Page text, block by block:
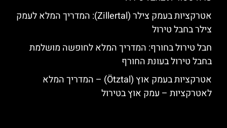
אטרקציות בעמק צילר (Zillertal): המדריך המלא לעמק
צילר בחבל טירול
חבל טירול בחורף: המדריך המלא לחופשה מושלמת
בחבל טירול בעונת החורף
אטרקציות בעמק אוץ (Ötztal) – המדריך המלא
לאטרקציות – עמק אוץ בטירול